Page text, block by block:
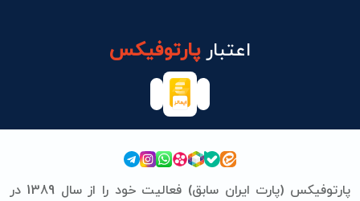
اعتبارپارتوفیکس
پارتوفیکس (پارت ایران سابق) فعالیت خود را از سال 1389 در